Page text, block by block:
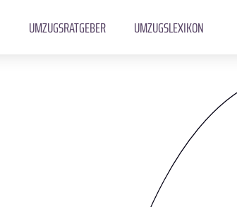
UMZUGSRATGEBER UMZUGSLEXIKON